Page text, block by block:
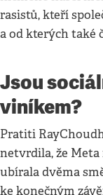
rasistů, kteří
a od kterých také
Jsou
viníkem?
Pratiti
netvrdila, že Meta
ubírala dvěma
ke konečným